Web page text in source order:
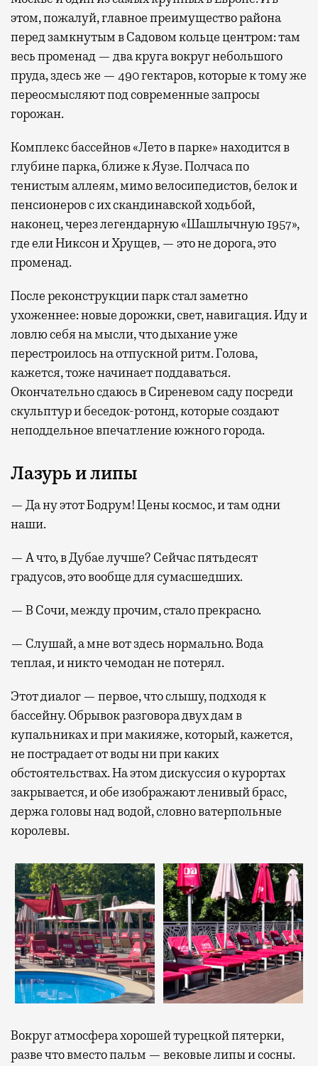
этом, пожалуй, главное преимущество района
перед замкнутым в Садовом кольце центром: там
весь променад — два круга вокруг небольшого
пруда, здесь же — 490 гектаров, которые к тому же
переосмысляют под современные запросы
горожан.
Комплекс бассейнов «Лето в парке» находится в
глубине парка, ближе к Яузе. Полчаса по
тенистым аллеям, мимо велосипедистов, белок и
пенсионеров с их скандинавской ходьбой,
наконец, через легендарную «Шашлычную 1957»,
где ели Никсон и Хрущев, — это не дорога, это
променад.
После реконструкции парк стал заметно
ухоженнее: новые дорожки, свет, навигация. Иду и
ловлю себя на мысли, что дыхание уже
перестроилось на отпускной ритм. Голова,
кажется, тоже начинает поддаваться.
Окончательно сдаюсь в Сиреневом саду посреди
скульптур и беседок-ротонд, которые создают
неподдельное впечатление южного города.
Лазурь и липы
— Да ну этот Бодрум! Цены космос, и там одни
наши.
— А что, в Дубае лучше? Сейчас пятьдесят
градусов, это вообще для сумасшедших.
— В Сочи, между прочим, стало прекрасно.
— Слушай, а мне вот здесь нормально. Вода
теплая, и никто чемодан не потерял.
Этот диалог — первое, что слышу, подходя к
бассейну. Обрывок разговора двух дам в
купальниках и при макияже, который, кажется,
не пострадает от воды ни при каких
обстоятельствах. На этом дискуссия о курортах
закрывается, и обе изображают ленивый брасс,
держа головы над водой, словно ватерпольные
королевы.
Вокруг атмосфера хорошей турецкой пятерки,
разве что вместо пальм — вековые липы и сосны.